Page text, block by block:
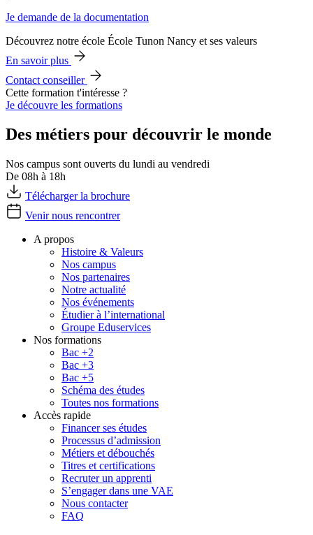
Je demande de la documentation
Découvrez notre école École Tunon Nancy et ses valeurs
En savoir plus
Contact conseiller
Cette formation t'intéresse ?
Je découvre les formations
Des métiers pour découvrir le monde
Nos campus sont ouverts du lundi au vendredi
De 08h à 18h
Télécharger la brochure
Venir nous rencontrer
A propos
Histoire & Valeurs
Nos campus
Nos partenaires
Notre actualité
Nos événements
Étudier à l’international
Groupe Eduservices
Nos formations
Bac +2
Bac +3
Bac +5
Schéma des études
Toutes nos formations
Accès rapide
Financer ses études
Processus d’admission
Métiers et débouchés
Titres et certifications
Recruter un apprenti
S’engager dans une VAE
Nous contacter
FAQ